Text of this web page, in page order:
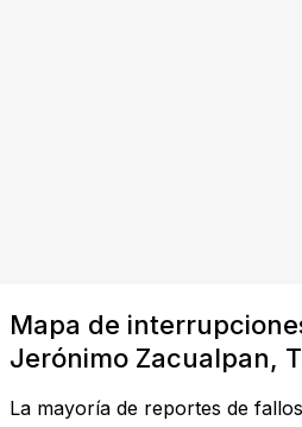
Mapa de
Jerónimo Zacualpan,
La mayoría de reportes de